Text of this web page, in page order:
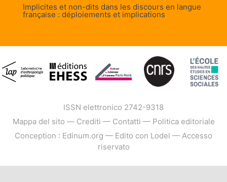
Implicites et non-dits dans les discours en langue
française : déploiements et implications
ISSN elettronico 2742-9318
Mappa del sito — Crediti — Contatti — Politica editoriale
Conception : Edinum.org — Edito con Lodel — Accesso
riservato